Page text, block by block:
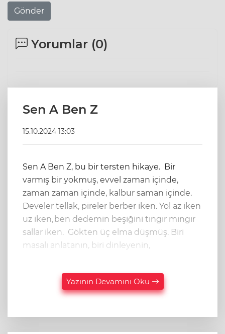
Gönder
Yorumlar (0)
Sen A Ben Z
15.10.2024 13:03
Sen A Ben Z, bu bir tersten hikaye. Bir
varmış bir yokmuş, evvel zaman içinde,
zaman zaman içinde, kalbur saman içinde.
Develer tellak, pireler berber iken. Yol az iken
uz iken, ben dedemin beşiğini tıngır mıngır
sallar iken. Gökten üç elma düşmüş. Biri
masalı anlatanın, biri dinleyenin,
Yazının Devamını Oku